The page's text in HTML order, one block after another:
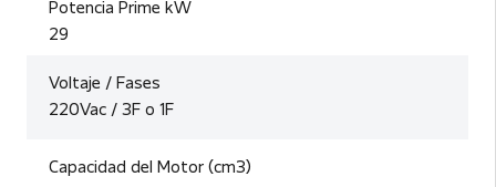
Potencia Prime kW
29
Voltaje / Fases
220Vac / 3F o 1F
Capacidad del Motor (cm3)